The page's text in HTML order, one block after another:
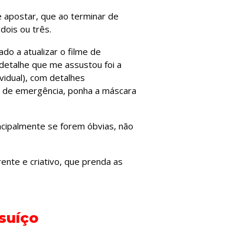
apostar, que ao terminar de
ou três.
a atualizar o filme de
que me assustou foi a
com detalhes
emergência, ponha a máscara
se forem óbvias, não
e criativo, que prenda as